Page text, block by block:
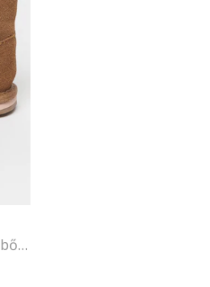
Deer Walker bebújós nyersbőr csizma rátétekkel, Sötétbarna